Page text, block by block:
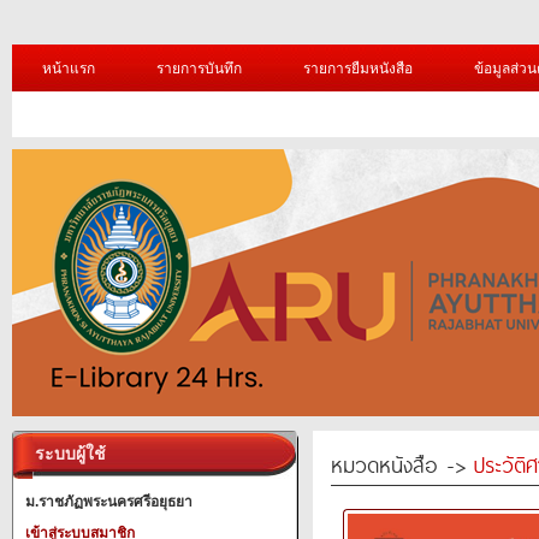
หน้าแรก รายการบันทึก รายการยืมหนังสือ ข้อมูลส่ว
ระบบผู้ใช้
ม.ราชภัฏพระนครศรีอยุธยา
เข้าสู่ระบบสมาชิก
หมวดหนังสือ -> ประวัติ